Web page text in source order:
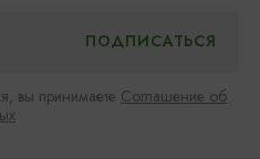
вы принимаете Соглашение об